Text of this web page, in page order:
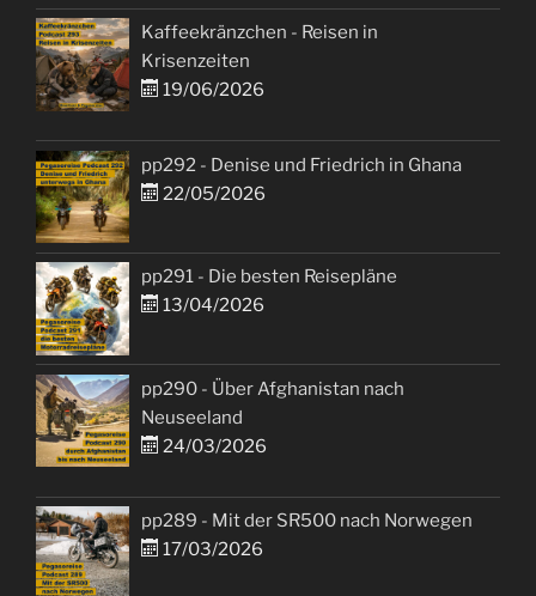
Kaffeekränzchen - Reisen in
Krisenzeiten
19/06/2026
pp292 - Denise und Friedrich in Ghana
22/05/2026
pp291 - Die besten Reisepläne
13/04/2026
pp290 - Über Afghanistan nach
Neuseeland
24/03/2026
pp289 - Mit der SR500 nach Norwegen
17/03/2026